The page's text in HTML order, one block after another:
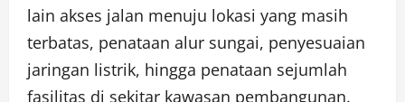
lain akses jalan menuju lokasi yang masih
terbatas, penataan alur sungai, penyesuaian
jaringan listrik, hingga penataan sejumlah
fasilitas di sekitar kawasan pembangunan.